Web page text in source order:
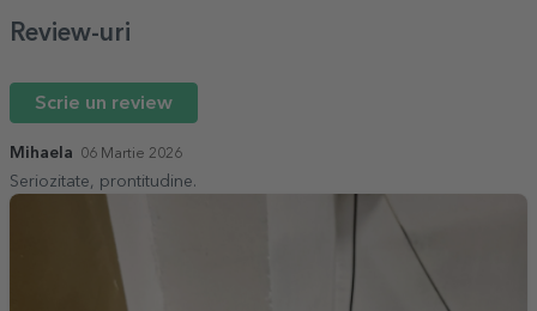
Review-uri
Scrie un review
Mihaela 06 Martie 2026
Seriozitate, prontitudine.